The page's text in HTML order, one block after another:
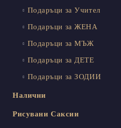
Подаръци за Учител
Подаръци за ЖЕНА
Подаръци за МЪЖ
Подаръци за ДЕТЕ
Подаръци за ЗОДИИ
Налични
Рисувани Саксии